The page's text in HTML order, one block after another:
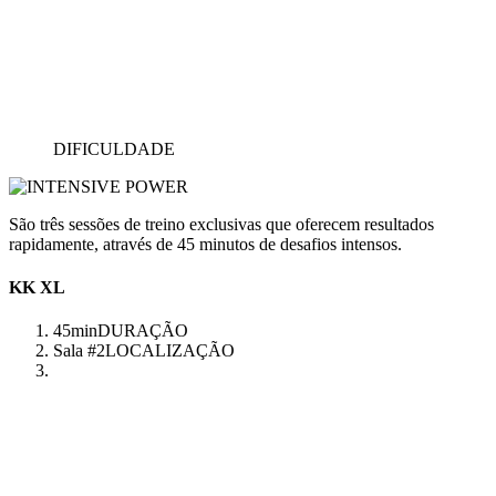
DIFICULDADE
São três sessões de treino exclusivas que oferecem resultados
rapidamente, através de 45 minutos de desafios intensos.
KK XL
45minDURAÇÃO
Sala #2LOCALIZAÇÃO